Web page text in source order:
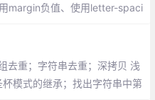
margin负值、使用letter-spaci
...
去重；字符串去重；深拷贝 浅
模式的继承；找出字符串中第